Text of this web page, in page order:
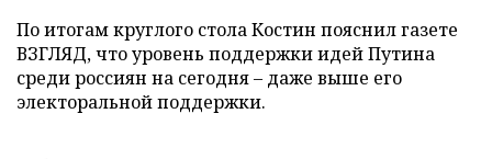
По итогам круглого стола Костин пояснил газете
ВЗГЛЯД, что уровень поддержки идей Путина
среди россиян на сегодня – даже выше его
электоральной поддержки.